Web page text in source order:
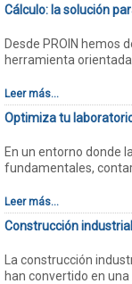
Cálculo: la solución
Desde PROIN hemos
herramienta orientada
Leer más...
Optimiza tu
En un entorno donde
fundamentales,
Leer más...
Construcción
La construcción
han convertido en una